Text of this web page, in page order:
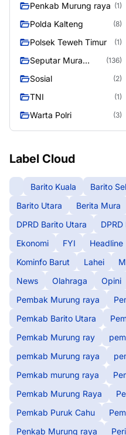
Penkab Murung raya (1)
Polda Kalteng (8)
Polsek Teweh Timur (1)
Seputar Mura
(136)
Sosial (2)
TNI (1)
Warta Polri (3)
Label Cloud
Barito Kuala Barito
Barito Utara
Berita Mura
DPRD Barito Utara
DPRD
Ekonomi
FYI Headline
Kominfo Barut
Lahei
News
Olahraga Opini
Pembak Murung raya
Pemkab Barito Utara
Pemkab Murung ray
pemkab Murung raya
Pemkab murung raya
Pemkab Murung Raya
Pemkab Puruk Cahu
Penkab Murung raya